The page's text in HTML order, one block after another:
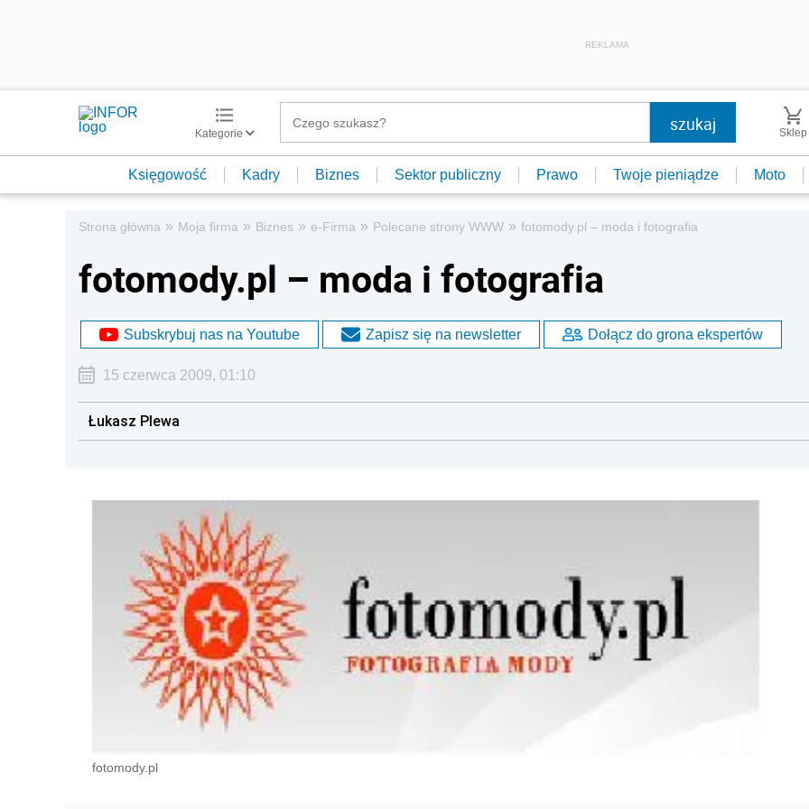
REKLAMA
Kategorie Sklep
Księgowość Kadry Biznes Sektor publiczny Prawo Twoje pieniądze Moto
Strona główna » Moja firma » Biznes » e-Firma » Polecane strony WWW » fotomody.pl – moda i fotografia
fotomody.pl – moda i fotografia
Subskrybuj nas na Youtube Zapisz się na newsletter Dołącz do grona ekspertów
15 czerwca 2009, 01:10
Łukasz Plewa
fotomody.pl